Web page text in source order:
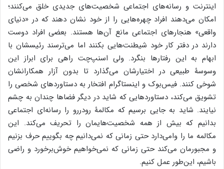
اینترنت و رسانه‌های اجتماعی شخصیت‌های جدیدی خلق می‌کنند؛
امکان می‌دهند افراد چهره‌هایی را از خود نشان دهند که در «دنیای
واقعی» هنجارهای اجتماعی مانع آن‌ها هستند. بعضی افراد دوست
دارند در دفتر کار خود شیطنت‌هایی بکنند اما می‌ترسند رئیسشان با
ابهام به این رفتارها بنگرد. ولی اسنپ‌چت راهی برای ابراز این
وسوسۀ طبیعی در اختیارشان می‌گذارد تا بدون آزار همکارانشان
شوخی کنند. فیس‌بوک و اینستاگرام افتخار به دستاوردهای شخصی را
تشویق می‌کند، دستاوردهایی که شاید در دیگر فضاها چندان به چشم
نیایند. شاید به جایی برسیم که مکالمۀ رودررو را رسانه‌ای اجتماعی
بدانیم که بیش از همه شخصیت‌هایمان را تحریف می‌کند. این
مکالمه ما را وامی‌دارد حتی زمانی که نمی‌دانیم چه بگوییم حرف بزنیم
و مجبورمان می‌کند حتی زمانی که نمی‌خواهیم خوش‌برخورد و راضی
باشیم، این‌طور عمل کنیم.